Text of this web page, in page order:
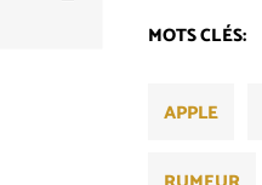
MOTS CLÉS:
APPLE